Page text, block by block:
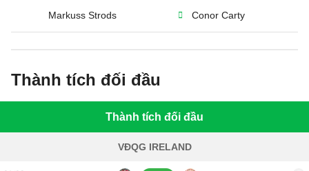
Markuss Strods Conor Carty
Thành tích đối đầu
Thành tích đối đầu
VĐQG IRELAND